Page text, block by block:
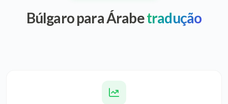
Búlgaro para Árabetradução